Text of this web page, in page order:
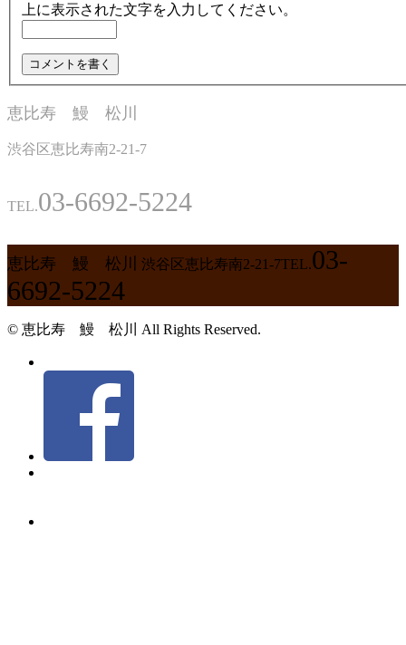
上に表示された文字を入力してください。
恵比寿 鰻 松川
渋谷区恵比寿南2-21-7
TEL.03-6692-5224
恵比寿 鰻 松川 渋谷区恵比寿南2-21-7TEL.03-
6692-5224
© 恵比寿 鰻 松川 All Rights Reserved.